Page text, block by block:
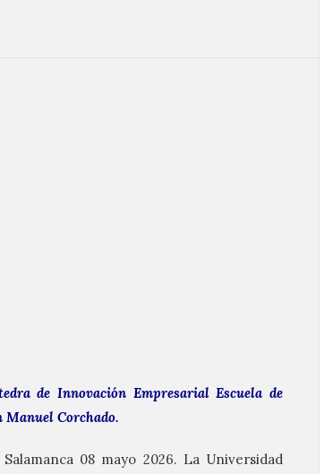
de Innovación Empresarial Escuela de
Manuel Corchado.
Salamanca 08 mayo 2026. La Universidad